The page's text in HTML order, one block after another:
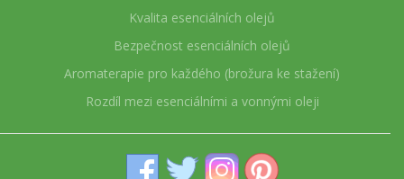
Kvalita esenciálních olejů
Bezpečnost esenciálních olejů
Aromaterapie pro každého (brožura ke stažení)
Rozdíl mezi esenciálními a vonnými oleji